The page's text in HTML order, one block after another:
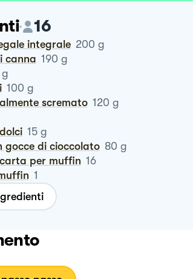
16
integrale 200 g
canna 190 g
g
100 g
scremato 120 g
15 g
gocce di cioccolato 80 g
carta per muffin 16
1